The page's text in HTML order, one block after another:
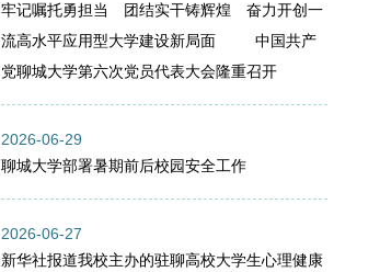
牢记嘱托勇担当 团结实干铸辉煌 奋力开创一
流高水平应用型大学建设新局面 中国共产
党聊城大学第六次党员代表大会隆重召开
2026-06-29
聊城大学部署暑期前后校园安全工作
2026-06-27
新华社报道我校主办的驻聊高校大学生心理健康